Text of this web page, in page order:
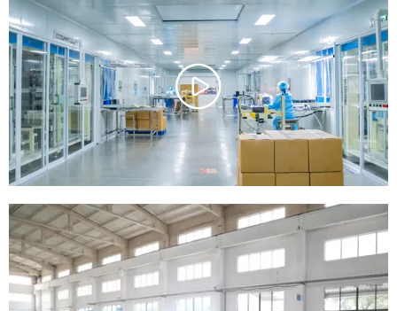
Gracias a nuestra cadena de suministro integrada, ofrecemos una
amplia gama de envases y soluciones de envasado de plástico y
biodegradables para alimentos.